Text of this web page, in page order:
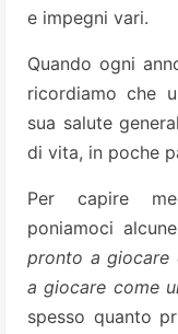
e impegni vari.
Quando ogni
ricordiamo che
sua salute
di vita, in poche
Per capire
poniamoci
pronto a giocare
a giocare come
spesso quanto